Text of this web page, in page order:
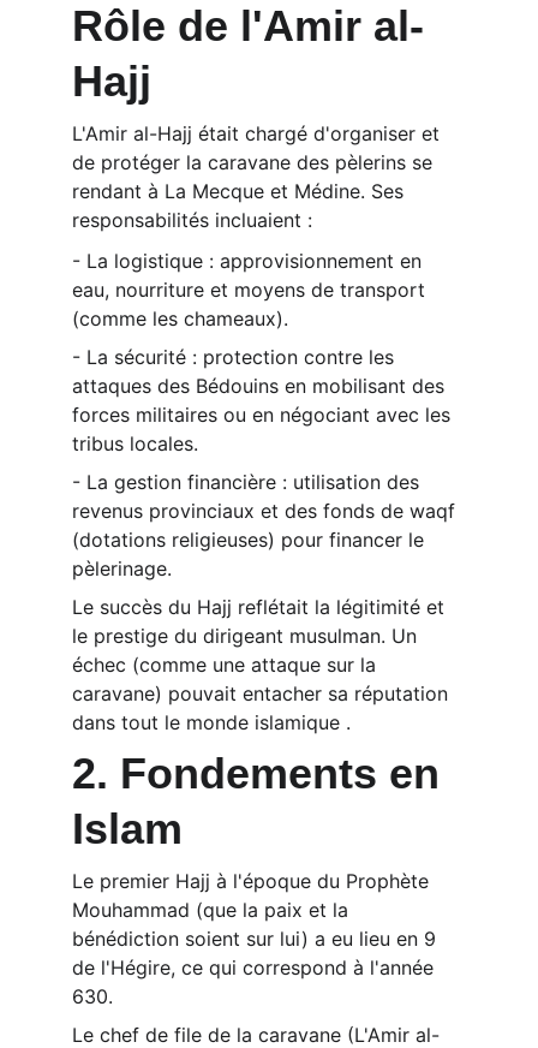
Rôle de l'Amir al-
Hajj
L'Amir al-Hajj était chargé d'organiser et
de protéger la caravane des pèlerins se
rendant à La Mecque et Médine. Ses
responsabilités incluaient :
- La logistique : approvisionnement en
eau, nourriture et moyens de transport
(comme les chameaux).
- La sécurité : protection contre les
attaques des Bédouins en mobilisant des
forces militaires ou en négociant avec les
tribus locales.
- La gestion financière : utilisation des
revenus provinciaux et des fonds de waqf
(dotations religieuses) pour financer le
pèlerinage.
Le succès du Hajj reflétait la légitimité et
le prestige du dirigeant musulman. Un
échec (comme une attaque sur la
caravane) pouvait entacher sa réputation
dans tout le monde islamique .
2. Fondements en
Islam
Le premier Hajj à l'époque du Prophète
Mouhammad (que la paix et la
bénédiction soient sur lui) a eu lieu en 9
de l'Hégire, ce qui correspond à l'année
630.
Le chef de file de la caravane (L'Amir al-